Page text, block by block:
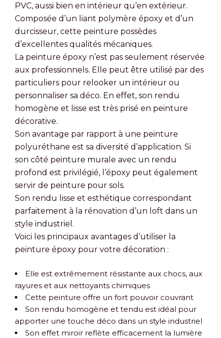
PVC, aussi bien en intérieur qu’en extérieur.
Composée d’un liant polymère époxy et d’un
durcisseur, cette peinture possèdes
d’excellentes qualités mécaniques.
La peinture époxy n’est pas seulement réservée
aux professionnels. Elle peut être utilisé par des
particuliers pour relooker un intérieur ou
personnaliser sa déco. En effet, son rendu
homogène et lisse est très prisé en peinture
décorative.
Son avantage par rapport à une peinture
polyuréthane est sa diversité d’application. Si
son côté peinture murale avec un rendu
profond est privilégié, l’époxy peut également
servir de peinture pour sols.
Son rendu lisse et esthétique correspondant
parfaitement à la rénovation d’un loft dans un
style industriel.
Voici les principaux avantages d’utiliser la
peinture époxy pour votre décoration :
Elle est extrêmement résistante aux chocs, aux
rayures et aux nettoyants chimiques
Cette peinture offre un fort pouvoir couvrant
Son rendu homogène et tendu est idéal pour
apporter une touche déco dans un style industriel
Son effet miroir reflète efficacement la lumière